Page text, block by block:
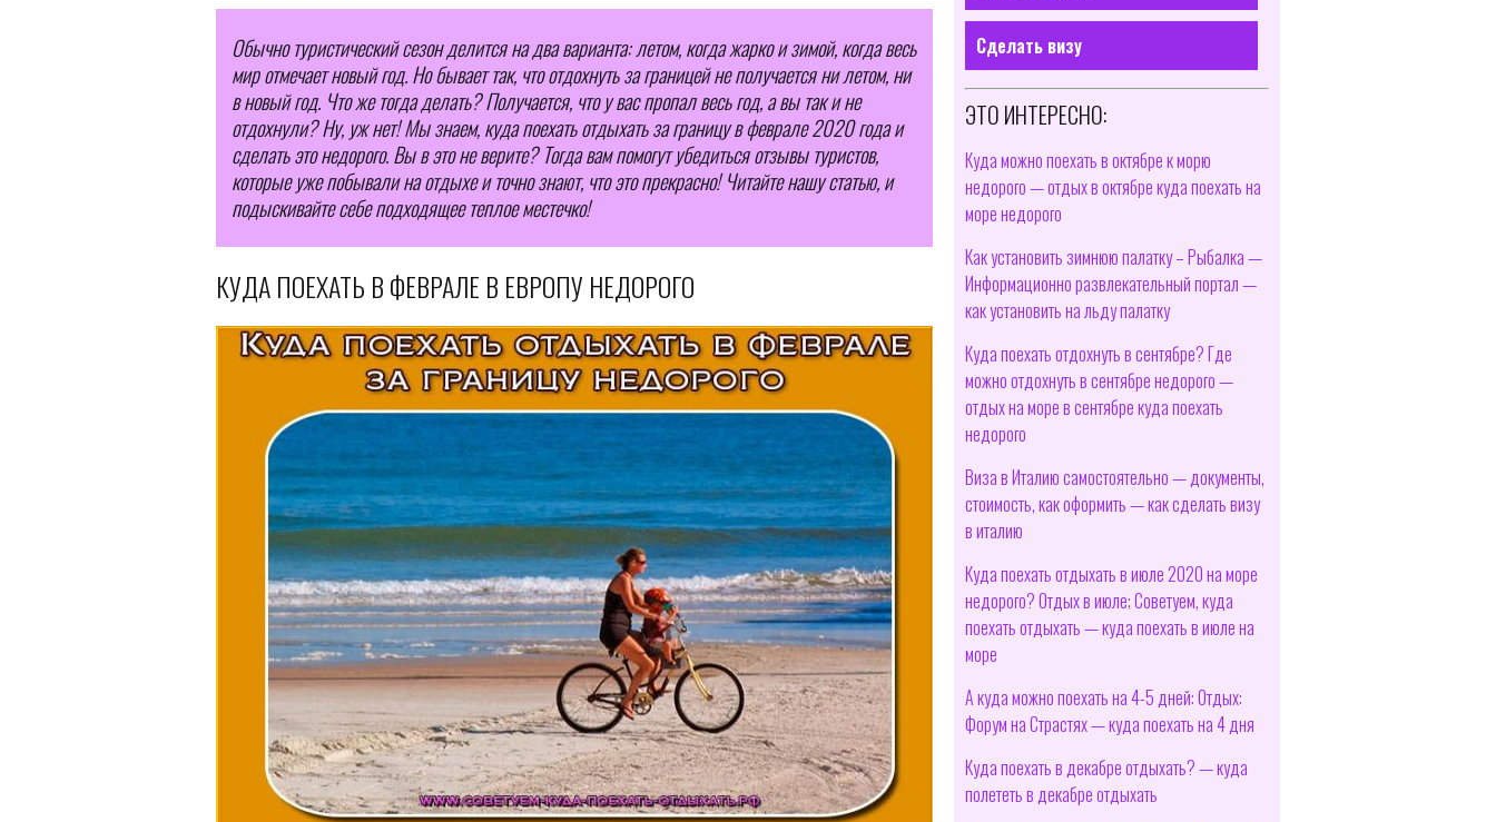
Обычно туристический сезон делится на два варианта: летом, когда жарко и зимой, когда весь
мир отмечает новый год. Но бывает так, что отдохнуть за границей не получается ни летом, ни
в новый год. Что же тогда делать? Получается, что у вас пропал весь год, а вы так и не
отдохнули? Ну, уж нет! Мы знаем, куда поехать отдыхать за границу в феврале 2020 года и
сделать это недорого. Вы в это не верите? Тогда вам помогут убедиться отзывы туристов,
которые уже побывали на отдыхе и точно знают, что это прекрасно! Читайте нашу статью, и
подыскивайте себе подходящее теплое местечко!
КУДА ПОЕХАТЬ В ФЕВРАЛЕ В ЕВРОПУ НЕДОРОГО
Сделать визу
ЭТО ИНТЕРЕСНО:
Куда можно поехать в октябре к морю
недорого — отдых в октябре куда поехать на
море недорого
Как установить зимнюю палатку – Рыбалка —
Информационно развлекательный портал —
как установить на льду палатку
Куда поехать отдохнуть в сентябре? Где
можно отдохнуть в сентябре недорого —
отдых на море в сентябре куда поехать
недорого
Виза в Италию самостоятельно — документы,
стоимость, как оформить — как сделать визу
в италию
Куда поехать отдыхать в июле 2020 на море
недорого? Отдых в июле; Советуем, куда
поехать отдыхать — куда поехать в июле на
море
А куда можно поехать на 4-5 дней: Отдых:
Форум на Страстях — куда поехать на 4 дня
Куда поехать в декабре отдыхать? — куда
полететь в декабре отдыхать